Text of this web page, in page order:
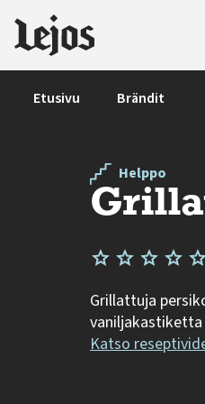
Siirry sisältöön
Etusivu Brändit
Helppo
Grillattuja
vaniljakastiketta
Katso